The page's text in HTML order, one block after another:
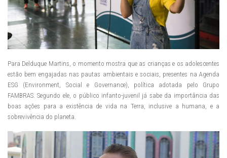
Para Delduque Martins, o momento mostra que as crianças e os adolescentes
estão bem engajadas nas pautas ambientais e sociais, presentes na Agenda
ESG (Environment, Social e Governance), política adotada pelo Grupo
FAMBRAS. Segundo ele, o público infanto-juvenil já sabe da importância das
boas ações para a existência de vida na Terra, inclusive a humana, e a
sobrevivência do planeta.